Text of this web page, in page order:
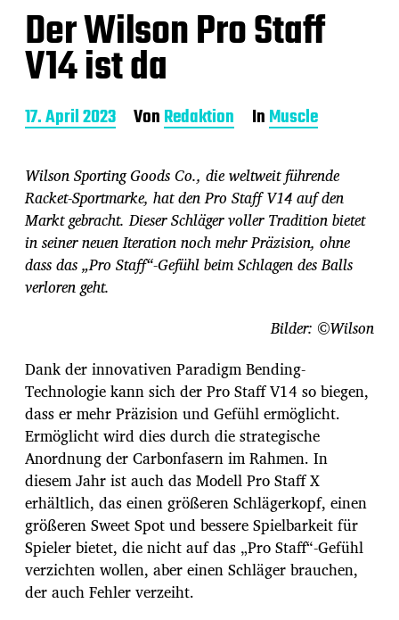
Der Wilson Pro Staff
V14 ist da
B
e
t
r
a
g
s
d
a
t
17. April 2023 VonRedaktion InMuscle
Wilson Sporting Goods Co., die weltweit führende
Racket-Sportmarke, hat den Pro Staff V14 auf den
Markt gebracht. Dieser Schläger voller Tradition bietet
in seiner neuen Iteration noch mehr Präzision, ohne
dass das „Pro Staff“-Gefühl beim Schlagen des Balls
verloren geht.
Bilder: ©Wilson
Dank der innovativen Paradigm Bending-
Technologie kann sich der Pro Staff V14 so biegen,
dass er mehr Präzision und Gefühl ermöglicht.
Ermöglicht wird dies durch die strategische
Anordnung der Carbonfasern im Rahmen. In
diesem Jahr ist auch das Modell Pro Staff X
erhältlich, das einen größeren Schlägerkopf, einen
größeren Sweet Spot und bessere Spielbarkeit für
Spieler bietet, die nicht auf das „Pro Staff“-Gefühl
verzichten wollen, aber einen Schläger brauchen,
der auch Fehler verzeiht.